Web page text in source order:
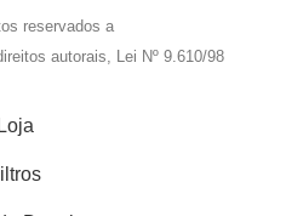
reservados a
autorais, Lei Nº 9.610/98
Loja